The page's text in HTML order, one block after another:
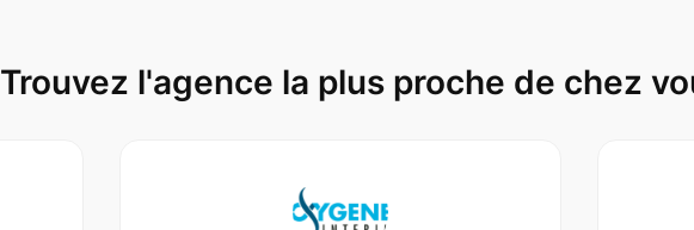
Trouvez l'agence la plus proche de chez